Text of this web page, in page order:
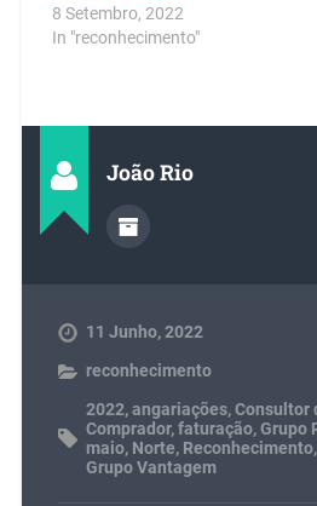
8 Setembro, 2022
In "reconhecimento"
João Rio
11 Junho, 2022
reconhecimento
2022,angariações,Consultor
Comprador,faturação,Grupo
maio, Norte, Reconhecimento,
Grupo Vantagem